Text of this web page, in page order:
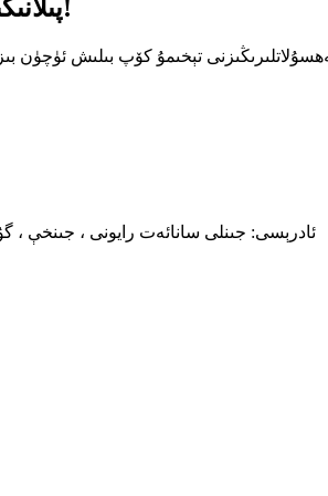
پىلانىڭىزنى بۈگۈن بىز بىلەن مۇلاھىزە قىلىڭ!
ئادرېسى: جىنلى سانائەت رايونى ، جىنخې ،